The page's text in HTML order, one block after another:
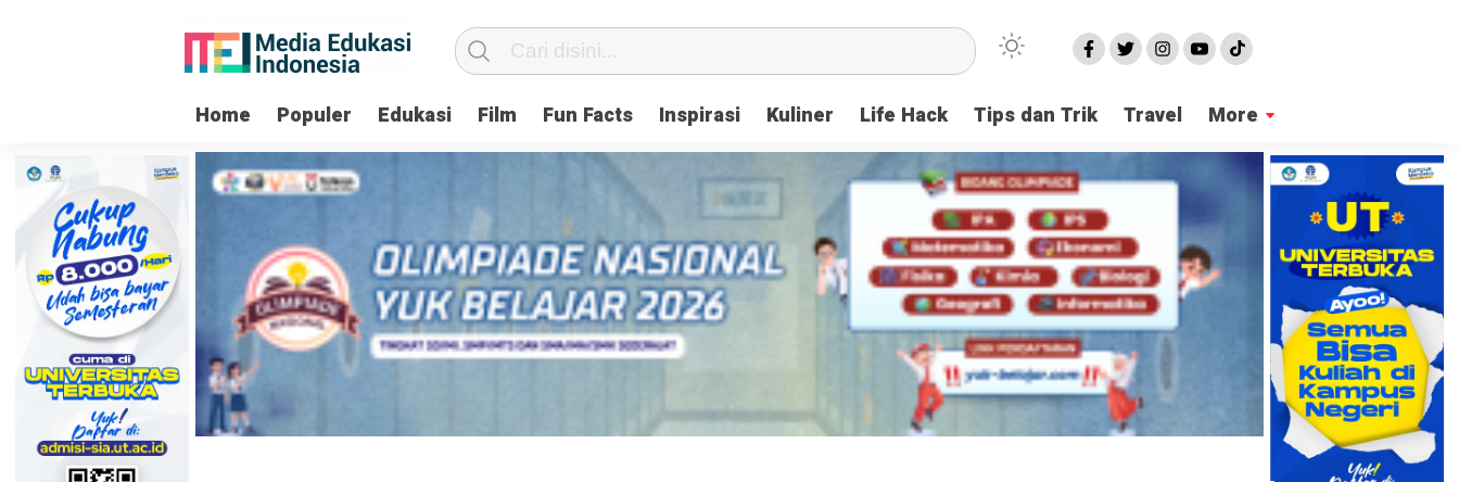
Home Populer Edukasi Film Fun Facts Inspirasi Kuliner Life Hack Tips dan Trik Travel More